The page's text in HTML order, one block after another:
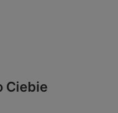
Ciebie